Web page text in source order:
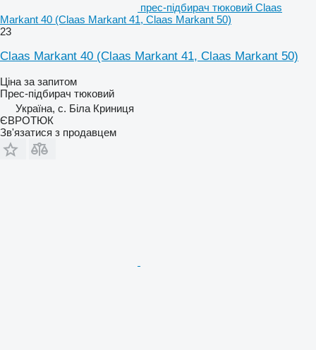
прес-підбирач тюковий Claas
Markant 40 (Claas Markant 41, Claas Markant 50)
23
Claas Markant 40 (Claas Markant 41, Claas Markant 50)
Ціна за запитом
Прес-підбирач тюковий
Україна, с. Біла Криниця
ЄВРОТЮК
Зв'язатися з продавцем